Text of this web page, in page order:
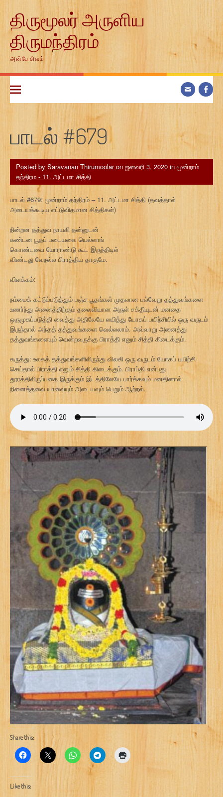
contentதிருமூலர் அருளிய
திருமந்திரம்
அன்பே சிவம்
பாடல் #679
Posted by Saravanan Thirumoolaron ஜனவரி 3, 2020 in மூன்றாம்
தந்திரம - 11. அட்டமா சித்தி
பாடல் #679: மூன்றாம் தந்திரம் – 11. அட்டமா சித்தி (தவத்தால்
அடையக்கூடிய எட்டுவிதமான சித்திகள்)
நின்றன தத்துவ நாயகி தன்னுடன்
கண்டன பூதப் படையவை யெல்லாங்
கொண்டவை யோராண்டு கூட இருந்திடில்
விண்டது வேநல்ல பிராத்திய தாகுமே.
விளக்கம்:
நம்மைக் கட்டுப்படுத்தும் பஞ்ச பூதங்கள் முதலான பல்வேறு தத்துவங்களை
உணர்ந்து அனைத்திற்கும் தலைவியான அருள் சக்தியுடன் மனதை
ஒருமுகப்படுத்தி வைத்து அதிலேயே லயித்து யோகப் பயிற்சியில் ஒரு வருடம்
இருந்தால் அந்தத் தத்துவங்களை வெல்லலாம். அவ்வாறு அனைத்து
தத்துவங்களையும் வென்றவருக்கு பிராத்தி எனும் சித்தி கிடைக்கும்.
கருத்து: உலகத் தத்துவங்களிலிருந்து விலகி ஒரு வருடம் யோகப் பயிற்சி
செய்தால் பிராத்தி எனும் சித்தி கிடைக்கும். பிராப்தி என்பது
தூரத்திலிருப்பதை இருக்கும் இடத்திலேயே பார்க்கவும் மனதினால்
நினைத்தவை யாவையும் அடையவும் பெறும் ஆற்றல்.
Share this:
Like this: